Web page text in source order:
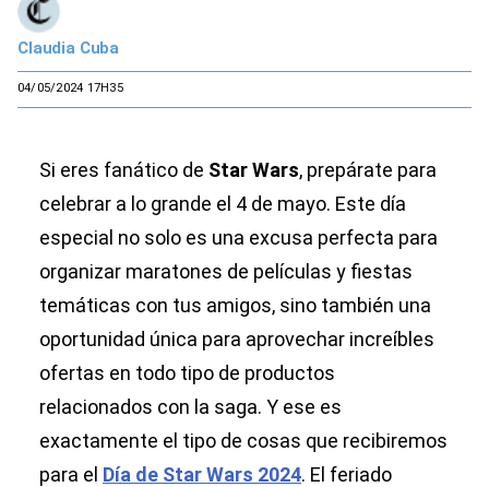
Claudia Cuba
04/05/2024 17H35
Si eres fanático de Star Wars, prepárate para
celebrar a lo grande el 4 de mayo. Este día
especial no solo es una excusa perfecta para
organizar maratones de películas y fiestas
temáticas con tus amigos, sino también una
oportunidad única para aprovechar increíbles
ofertas en todo tipo de productos
relacionados con la saga. Y ese es
exactamente el tipo de cosas que recibiremos
para el Día de Star Wars 2024. El feriado